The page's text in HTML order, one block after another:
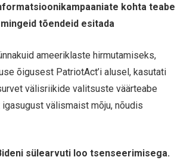
kohta teabe
tõendeid esitada
ameeriklaste hirmutamiseks,
õigusest PatriotAct’i alusel, kasutati
välisriikide valitsuste väärteabe
välismaist mõju, nõudis
sülearvuti loo tsenseerimisega.